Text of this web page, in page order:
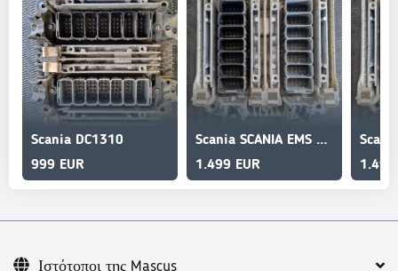
Scania DC1310
999 EUR
Scania SCANIA EMS S8 EURO 6
1.499 EUR
1.499
Ιστότοποι της Mascus